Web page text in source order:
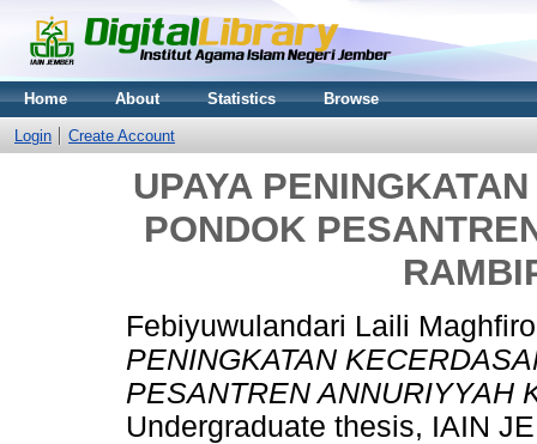
Home About Statistics Browse
Login Create Account
UPAYA
PONDOK
Febiyuwulandari Laili
PENINGKATAN
PESANTREN ANNURIYYAH
Undergraduate thesis, IAIN